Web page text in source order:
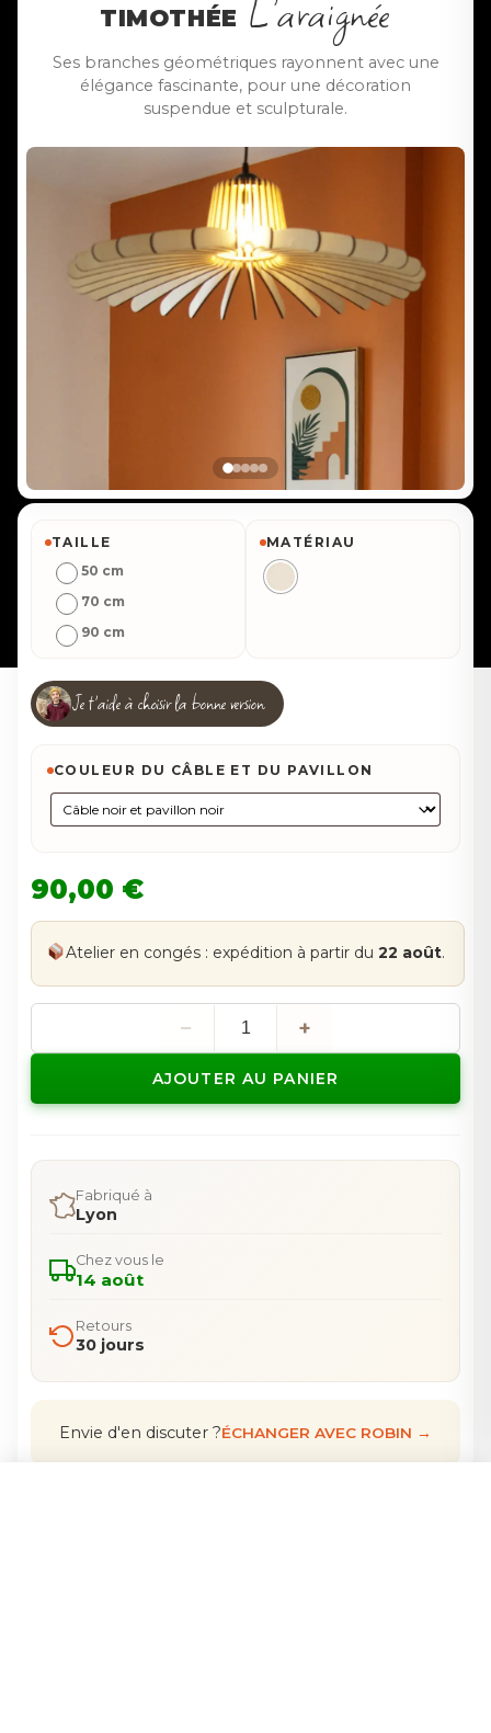
TIMOTHÉE L’araignée
Ses branches géométriques rayonnent avec une
élégance fascinante, pour une décoration
suspendue et sculpturale.
TAILLE
50 cm
70 cm
90 cm
MATÉRIAU
Je t'aide à choisir la bonne version
COULEUR DU CÂBLE ET DU PAVILLON
90,00 €
Atelier en congés : expédition à partir du22 août.
quantité
de
Timothée
− +
AJOUTER AU PANIER
Fabriqué à
Lyon
Chez vous le
14 août
Retours
30 jours
Envie d'en discuter ?ÉCHANGER AVEC ROBIN →